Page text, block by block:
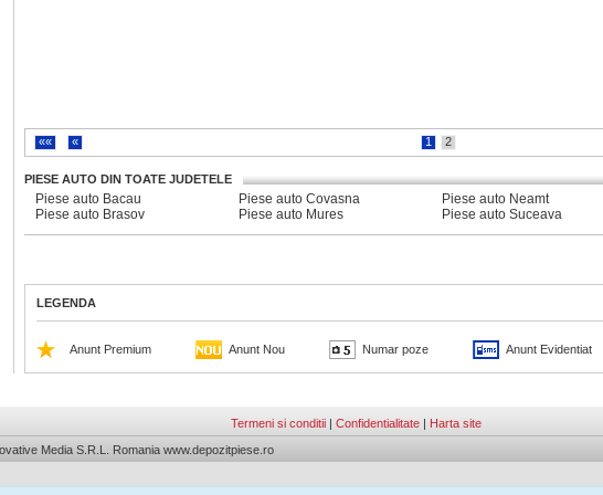
«« « 1 2
PIESE AUTO DIN TOATE JUDETELE
Piese auto Bacau
Piese auto Brasov
Piese auto Covasna
Piese auto Mures
Piese auto Neamt
Piese auto Suceava
LEGENDA
Anunt Premium Anunt Nou Numar poze Anunt Evidentiat
Termeni si conditii| Confidentialitate| Harta site
Media S.R.L. Romania www.depozitpiese.ro